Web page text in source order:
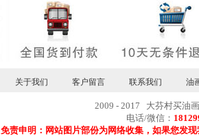
关于我们 客户留言 联系我们 油
2009 - 2017 大芬村买油
电话/微信：
免责申明：网站图片部份为网络收集，如果您发